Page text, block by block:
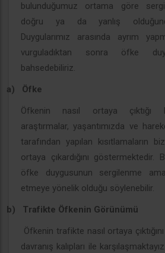
bulunduğumuz ortama göre
doğru ya da yanlış
Duygularımız arasında ayrım
vurguladıktan sonra öfke
bahsedebiliriz.
a)
Öfke
Öfkenin nasıl ortaya çıktığı
araştırmalar, yaşantımızda ve
tarafından yapılan kısıtlamaların
ortaya çıkardığını göstermektedir.
öfke duygusunun sergilenme
etmeye yönelik olduğu söylenebilir.
b)
Trafikte Öfkenin Görünümü
Öfkenin trafikte nasıl ortaya
davranış kalıpları ile